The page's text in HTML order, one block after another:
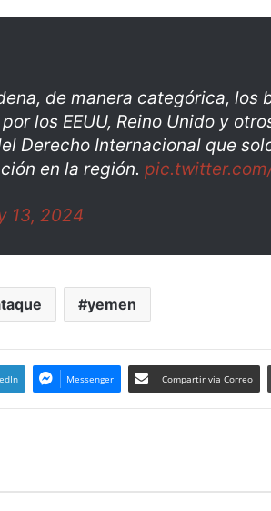
de manera categórica, los
los EEUU, Reino Unido y
Derecho Internacional que
en la región.
13, 2024
yemen
Messenger Compartir via Correo